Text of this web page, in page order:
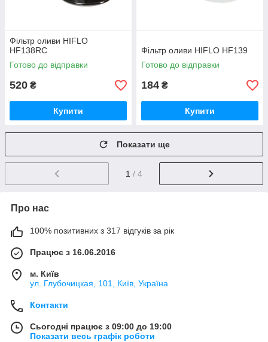
Фільтр оливи HIFLO
HF138RC
Готово до відправки
520 ₴
Купити
Фільтр оливи HIFLO HF139
Готово до відправки
184 ₴
Купити
Показати ще
1 / 4
Про нас
100% позитивних з 317 відгуків за рік
Працює з 16.06.2016
м. Київ
ул. Глубочицкая, 101, Київ, Україна
Контакти
Сьогодні працює з 09:00 до 19:00
Показати весь графік роботи